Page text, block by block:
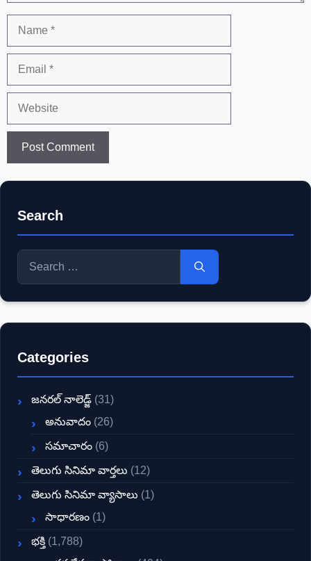
Search
Search
for:
Categories
జనరల్ నాలెడ్జ్ (31)
అనువాదం (26)
సమాచారం (6)
తెలుగు సినిమా వార్తలు (12)
తెలుగు సినిమా వ్యాసాలు (1)
సాధారణం (1)
భక్తి (1,788)